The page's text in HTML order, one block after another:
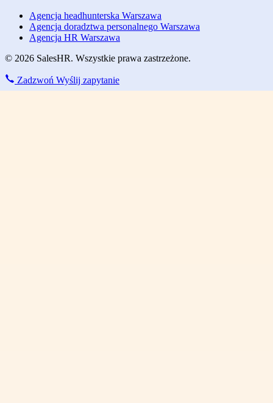
Agencja headhunterska Warszawa
Agencja doradztwa personalnego Warszawa
Agencja HR Warszawa
© 2026 SalesHR. Wszystkie prawa zastrzeżone.
Zadzwoń Wyślij zapytanie